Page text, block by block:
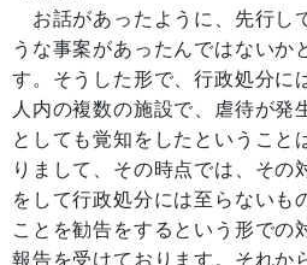
お話があったように、先行し
うな事案があったんではないか
す。そうした形で、行政処分に
人内の複数の施設で、虐待が発
としても覚知をしたということ
りまして、その時点では、その
をして行政処分には至らないも
ことを勧告をするという形での
報告を受けております。それか